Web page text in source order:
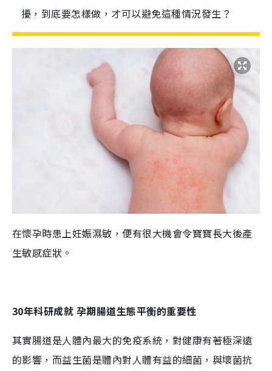
擾，到底要怎樣做，才可以避免這種情況發生？
在懷孕時患上妊娠濕敏，便有很大機會令寶寶長大後產
生敏感症狀。
30年科研成就 孕期腸道生態平衡的重要性
其實腸道是人體內最大的免疫系統，對健康有著極深遠
的影響，而益生菌是體內對人體有益的細菌，與壞菌抗